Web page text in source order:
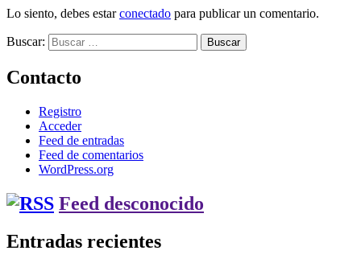
Lo siento, debes estarconectado para publicar un comentario.
Buscar:
Contacto
Registro
Acceder
Feed de entradas
Feed de comentarios
WordPress.org
Feed desconocido
Entradas recientes